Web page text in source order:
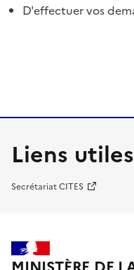
D'effectuer vos
Liens utiles
Secrétariat CITES